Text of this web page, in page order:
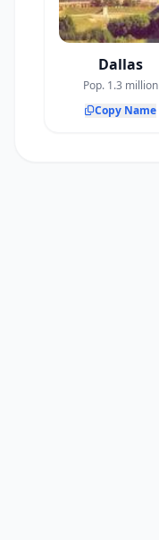
Dallas
Pop. 1.3 million
Copy Name